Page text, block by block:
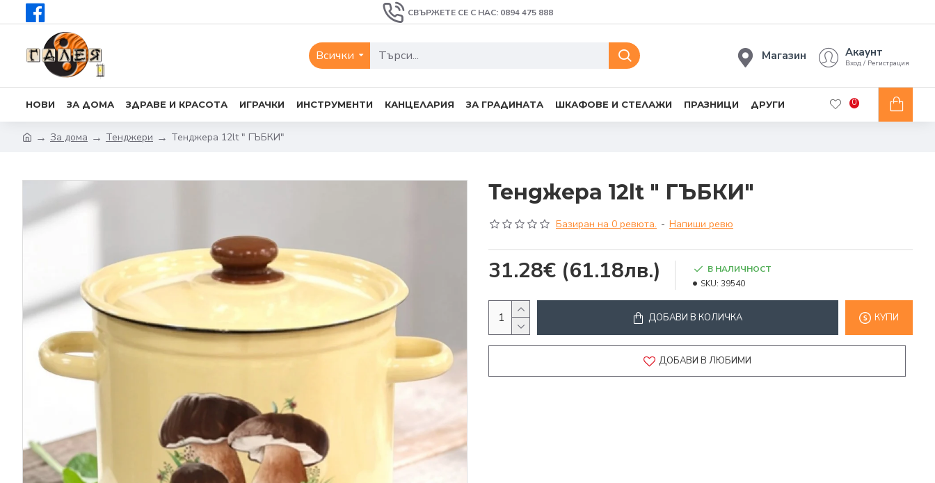
СВЪРЖЕТЕ СЕ С НАС: 0894 475 888
Всички Магазин Акаунт
Вход / Регистрация
НОВИ ЗА ДОМА ЗДРАВЕ И КРАСОТА ИГРАЧКИ ИНСТРУМЕНТИ КАНЦЕЛАРИЯ ЗА ГРАДИНАТА ШКАФОВЕ И СТЕЛАЖИ ПРАЗНИЦИ ДРУГИ 0
За дома Тенджери Тенджера 12lt " ГЪБКИ"
Тенджера 12lt " ГЪБКИ"
Базиран на 0 ревюта. - Напиши ревю
31.28€ (61.18лв.)
В НАЛИЧНОСТ
SKU: 39540
ДОБАВИ В КОЛИЧКА КУПИ
ДОБАВИ В ЛЮБИМИ